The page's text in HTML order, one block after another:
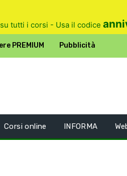
tutti i corsi - Usa il codice
PREMIUM Pubblicità
Corsi online INFORMA